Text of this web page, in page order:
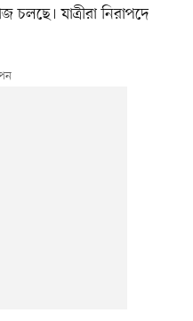
চলছে। যাত্রীরা নিরাপদে